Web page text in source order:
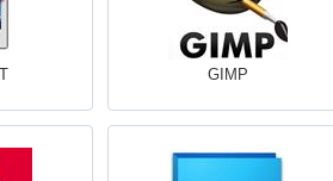
GIMP